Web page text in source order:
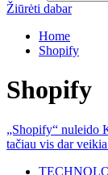
Žiūrėti dabar
Home
Shopify
Shopify
„Shopify“ nuleido
tačiau vis dar